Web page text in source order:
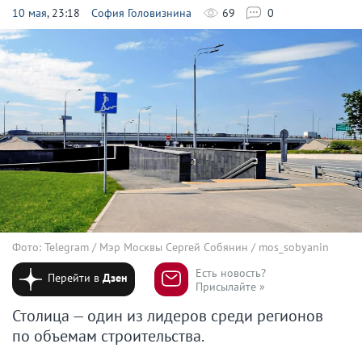
10 мая, 23:18 София Головизнина 69 0
Фото: Telegram / Мэр Москвы Сергей Собянин / mos_sobyanin
Перейти вДзен
Есть новость?
Присылайте »
Столица — один из лидеров среди регионов
по объемам строительства.